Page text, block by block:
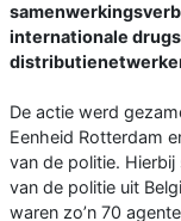
internationale
De actie werd
Eenheid Rotterdam
van de politie. Hierbij
van de politie uit
waren zo’n 70